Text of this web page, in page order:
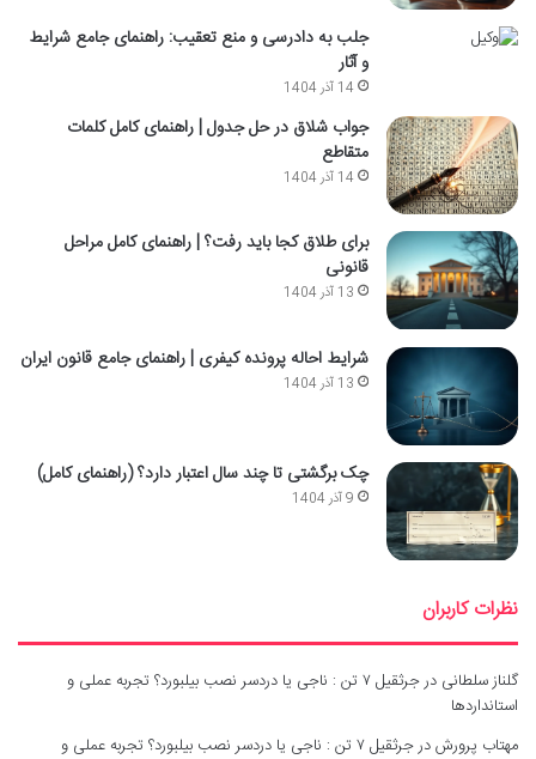
جلب به دادرسی و منع تعقیب: راهنمای جامع شرایط
و آثار
14 آذر 1404
جواب شلاق در حل جدول | راهنمای کامل کلمات
متقاطع
14 آذر 1404
برای طلاق کجا باید رفت؟ | راهنمای کامل مراحل
قانونی
13 آذر 1404
شرایط احاله پرونده کیفری | راهنمای جامع قانون ایران
13 آذر 1404
چک برگشتی تا چند سال اعتبار دارد؟ (راهنمای کامل)
9 آذر 1404
نظرات کاربران
گلناز سلطانی در
جرثقیل ۷ تن : ناجی یا دردسر نصب بیلبورد؟ تجربه عملی و
استانداردها
مهتاب پرورشدر
جرثقیل ۷ تن : ناجی یا دردسر نصب بیلبورد؟ تجربه عملی و